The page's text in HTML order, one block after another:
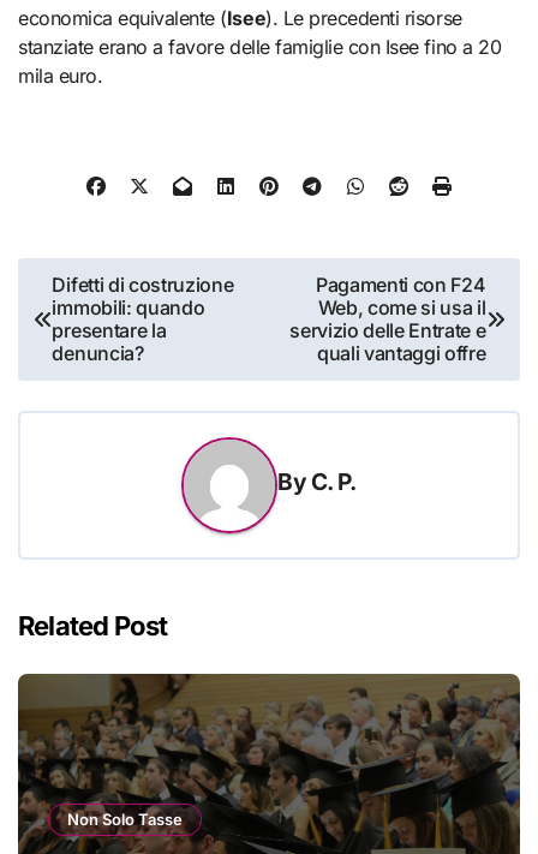
economica equivalente (Isee). Le precedenti risorse
stanziate erano a favore delle famiglie con Isee fino a 20
mila euro.
Navigazione
articoli
Difetti di costruzione
immobili: quando
presentare la
denuncia?
Pagamenti con F24
Web, come si usa il
servizio delle Entrate e
quali vantaggi offre
By C. P.
Related Post
Non Solo Tasse